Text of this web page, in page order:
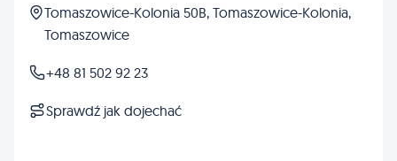
Tomaszowice-Kolonia 50B, Tomaszowice-Kolonia,
Tomaszowice
+48 81 502 92 23
Sprawdź jak dojechać